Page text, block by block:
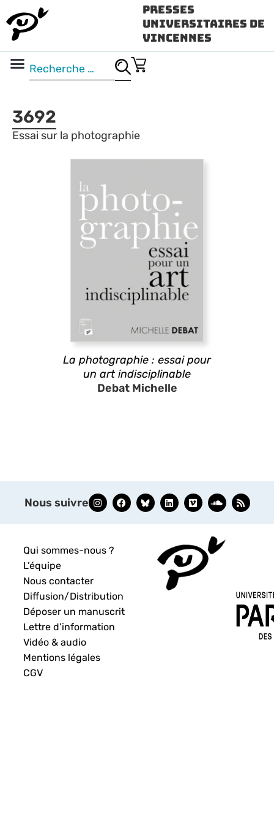
Presses
Universitaires de
Vincennes
3692
Essai sur la photographie
La photographie : essai pour
un art indisciplinable
Debat Michelle
Nous suivre
Qui sommes-nous ?
L’équipe
Nous contacter
Diffusion/Distribution
Déposer un manuscrit
Lettre d’information
Vidéo & audio
Mentions légales
CGV